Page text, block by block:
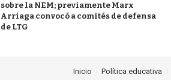
sobre la NEM; previamente Marx
Arriaga convocó a comités de defensa
de LTG
Inicio Política educativa